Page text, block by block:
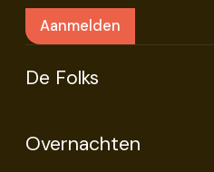
De Folks
Overnachten